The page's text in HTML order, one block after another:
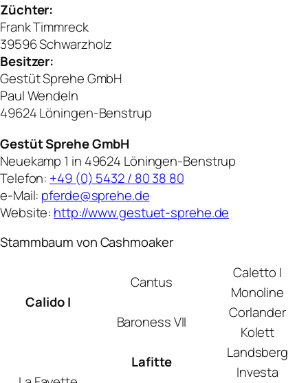
Züchter:
Frank Timmreck
39596 Schwarzholz
Besitzer:
Gestüt Sprehe GmbH
Paul Wendeln
49624 Löningen-Benstrup
Gestüt Sprehe GmbH
Neuekamp 1 in 49624 Löningen-Benstrup
Telefon: +49 (0) 5432 / 80 38 80
e-Mail: pferde@sprehe.de
Website: http://www.gestuet-sprehe.de
Stammbaum von Cashmoaker
Calido I
Cantus
Caletto I
Monoline
Baroness VII
Corlander
Kolett
Lafitte
Landsberg
Investa